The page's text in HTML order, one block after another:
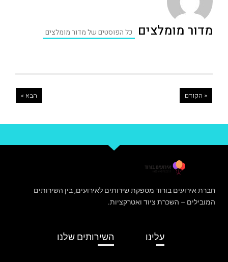
מדור מומלצים כל הפוסטים של מדור מומלצים
« הקודם הבא »
חברת אירועים בורוד מספקת שירותים לאירועים, בין השירותים
המובילים – השכרת ציוד ואטרקציות.
עלינו השירותים שלנו